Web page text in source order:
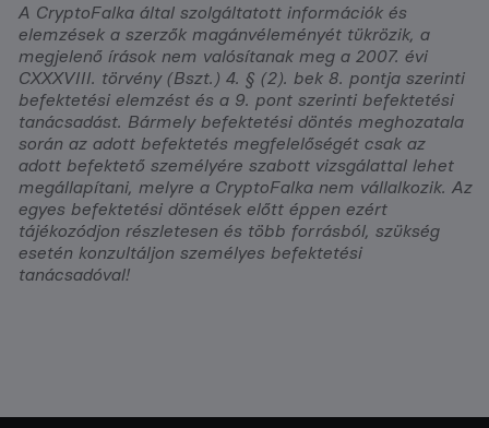
A CryptoFalka által szolgáltatott információk és
elemzések a szerzők magánvéleményét tükrözik, a
megjelenő írások nem valósítanak meg a 2007. évi
CXXXVIII. törvény (Bszt.) 4. § (2). bek 8. pontja szerinti
befektetési elemzést és a 9. pont szerinti befektetési
tanácsadást. Bármely befektetési döntés meghozatala
során az adott befektetés megfelelőségét csak az
adott befektető személyére szabott vizsgálattal lehet
megállapítani, melyre a CryptoFalka nem vállalkozik. Az
egyes befektetési döntések előtt éppen ezért
tájékozódjon részletesen és több forrásból, szükség
esetén konzultáljon személyes befektetési
tanácsadóval!